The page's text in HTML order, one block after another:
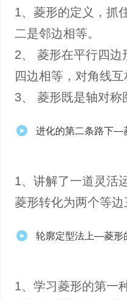
1、菱形的定义，抓
二是邻边相等。
2、 菱形在平行四
四边相等，对角线
3、 菱形既是轴对称
进化的第二条路下—
1、讲解了一道灵活
菱形转化为两个等
轮廓定型法上—菱形
1、学习菱形的第一